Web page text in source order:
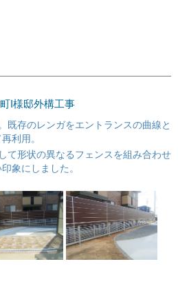
I様邸外構工事
既存のレンガをエントランスの曲線と
利用。
て形状の異なるフェンスを組み合わせ
象にしました。